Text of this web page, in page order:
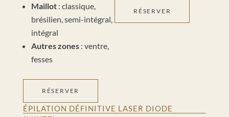
Maillot: classique,
brésilien, semi-intégral,
intégral
Autres zones: ventre,
fesses
RÉSERVER
RÉSERVER
ÉPILATION DÉFINITIVE LASER DIODE